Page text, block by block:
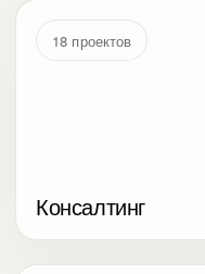
18 проектов
Консалтинг